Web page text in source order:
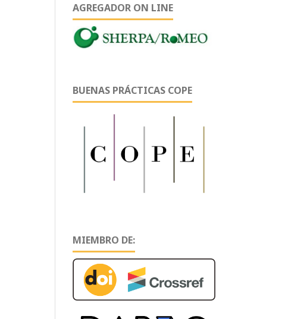
AGREGADOR ON LINE
BUENAS PRÁCTICAS COPE
MIEMBRO DE: